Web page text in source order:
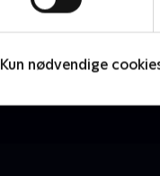
Kun nødvendige